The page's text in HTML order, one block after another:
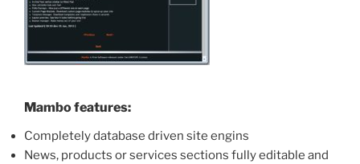
Mambo features:
Completely database driven site engins
News, products or services sections fully editable and